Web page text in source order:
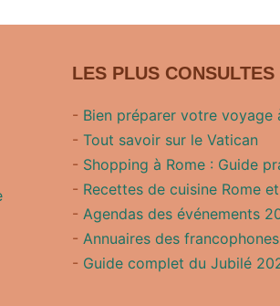
LES PLUS CONSULTES
- Bien préparer votre voyage
- Tout savoir sur le Vatican
- Shopping à Rome : Guide
- Recettes de cuisine Rome
- Agendas des événements
- Annuaires des
- Guide complet du Jubilé